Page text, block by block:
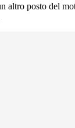
altro posto del